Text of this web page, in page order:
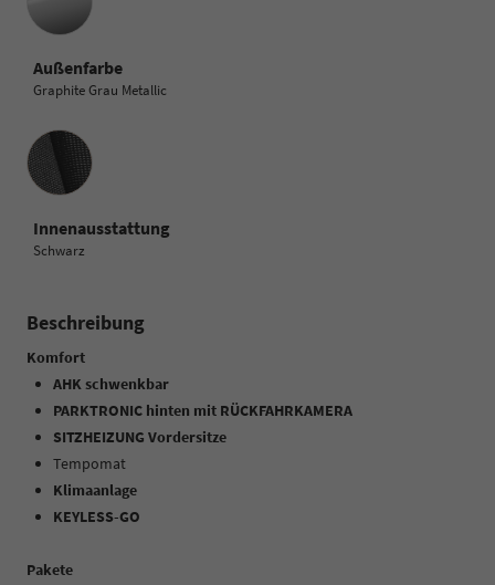
Außenfarbe
Graphite Grau Metallic
Innenausstattung
Innenausstattung
Schwarz
Beschreibung
Komfort
AHK schwenkbar
PARKTRONIC hinten mit RÜCKFAHRKAMERA
SITZHEIZUNG Vordersitze
Tempomat
Klimaanlage
KEYLESS-GO
Pakete